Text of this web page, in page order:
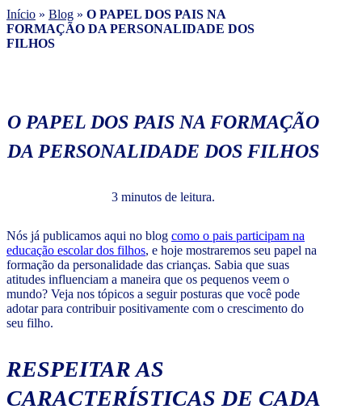
Início » Blog » O PAPEL DOS PAIS NA
FORMAÇÃO DA PERSONALIDADE DOS
FILHOS
O PAPEL DOS PAIS NA FORMAÇÃO
DA PERSONALIDADE DOS FILHOS
3 minutos de leitura.
Nós já publicamos aqui no blog como o pais participam na
educação escolar dos filhos, e hoje mostraremos seu papel na
formação da personalidade das crianças. Sabia que suas
atitudes influenciam a maneira que os pequenos veem o
mundo? Veja nos tópicos a seguir posturas que você pode
adotar para contribuir positivamente com o crescimento do
seu filho.
RESPEITAR AS
CARACTERÍSTICAS DE CADA